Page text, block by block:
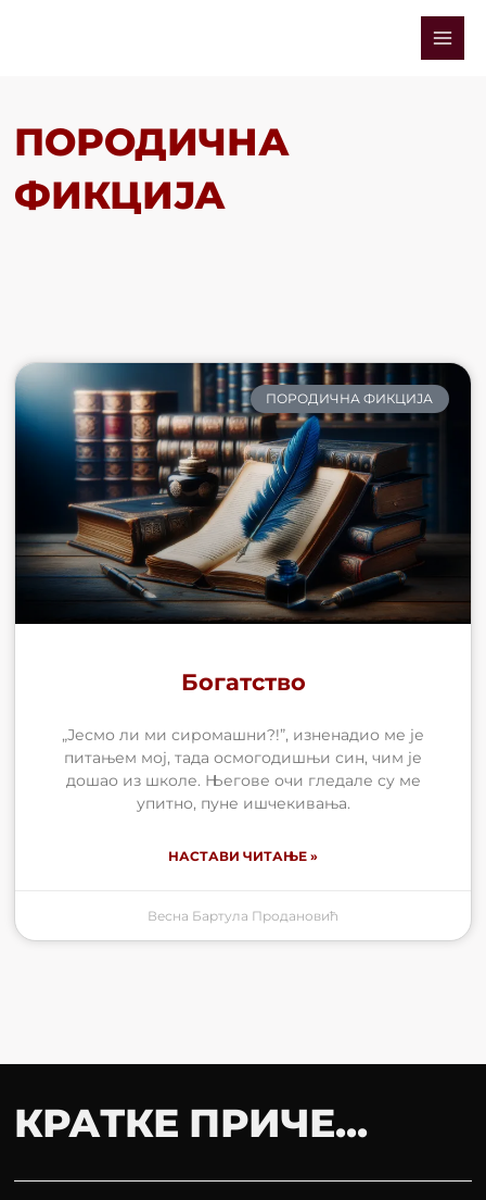
Main
ПОРОДИЧНА
ФИКЦИЈА
ПОРОДИЧНА ФИКЦИЈА
Богатство
„Јесмо ли ми сиромашни?!”, изненадио ме је
питањем мој, тада осмогодишњи син, чим је
дошао из школе. Његове очи гледале су ме
упитно, пуне ишчекивања.
НАСТАВИ ЧИТАЊЕ »
Весна Бартула Продановић
КРАТКЕ ПРИЧЕ...